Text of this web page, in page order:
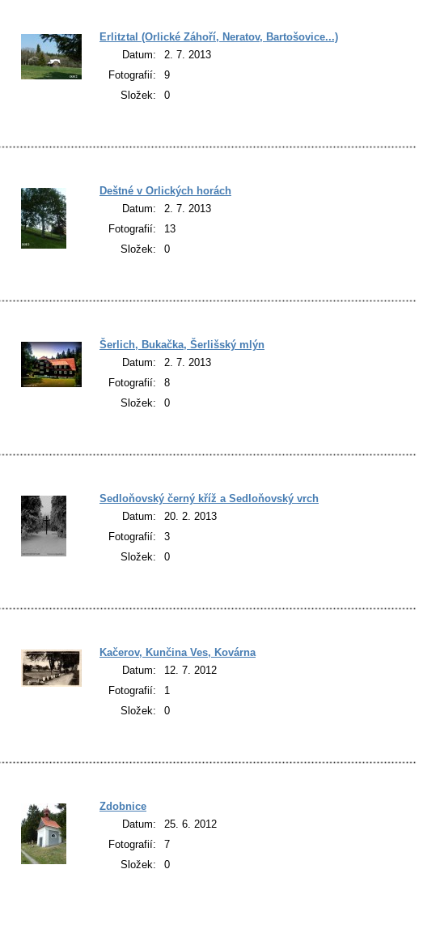
Erlitztal (Orlické Záhoří, Neratov, Bartošovice...)
Datum:
2. 7. 2013
Fotografií:
9
Složek:
0
Deštné v Orlických horách
Datum:
2. 7. 2013
Fotografií:
13
Složek:
0
Šerlich, Bukačka, Šerlišský mlýn
Datum:
2. 7. 2013
Fotografií:
8
Složek:
0
Sedloňovský černý kříž a Sedloňovský vrch
Datum:
20. 2. 2013
Fotografií:
3
Složek:
0
Kačerov, Kunčina Ves, Kovárna
Datum:
12. 7. 2012
Fotografií:
1
Složek:
0
Zdobnice
Datum:
25. 6. 2012
Fotografií:
7
Složek:
0